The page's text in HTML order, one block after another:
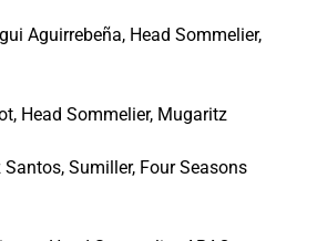
Aguirrebeña, Head Sommelier,
Head Sommelier, Mugaritz
Sumiller, Four Seasons